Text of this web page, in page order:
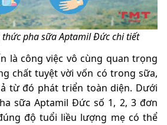
pha sữa Aptamil Đức chi tiết
là công việc vô cùng quan trọng
chất tuyệt vời vốn có trong sữa,
từ đó phát triển toàn diện. Dưới
sữa Aptamil Đức số 1, 2, 3 đơn
độ tuổi liều lượng mẹ có thể